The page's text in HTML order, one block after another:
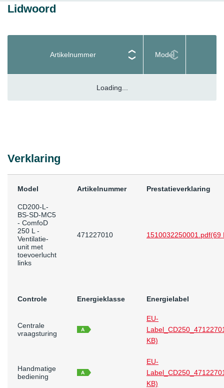
Lidwoord
Artikelnummer Model
Loading...
Verklaring
Model Artikelnummer Prestatieverklaring
CD200-L-
BS-SD-MC5
- ComfoD
250 L -
Ventilatie-
unit met
toevoerlucht
links
471227010 1510032250001.pdf(69
Controle Energieklasse Energielabel
Centrale
vraagsturing
EU-
KB)
Handmatige
bediening
EU-
KB)